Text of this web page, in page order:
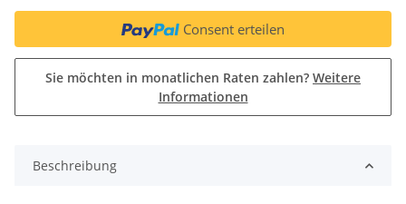
Consent erteilen
Sie möchten in monatlichen Raten zahlen? Weitere
Informationen
Beschreibung